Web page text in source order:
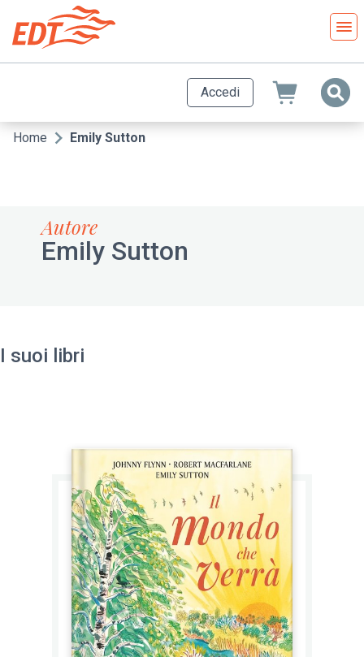
contenuto
principale
Accedi
Briciole
Home Emily Sutton
Autore
Emily Sutton
I suoi libri